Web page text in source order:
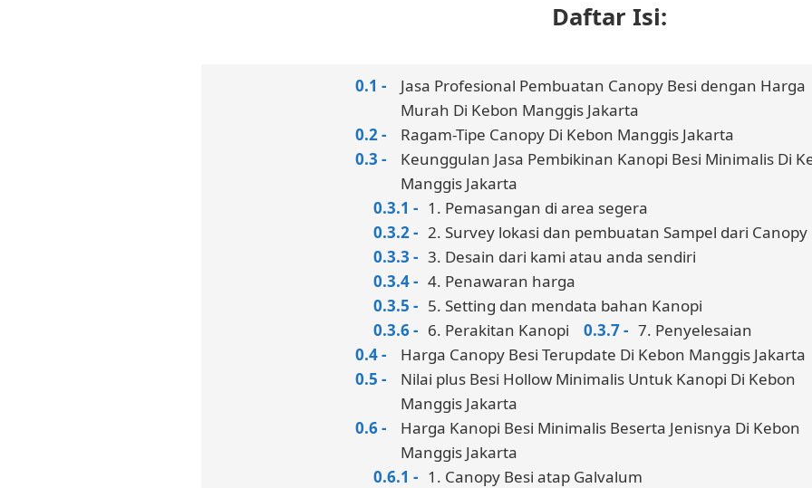
Daftar Isi:
Jasa Profesional Pembuatan Canopy Besi dengan Harga
Murah Di Kebon Manggis Jakarta
Ragam-Tipe Canopy Di Kebon Manggis Jakarta
Keunggulan Jasa Pembikinan Kanopi Besi Minimalis Di
Manggis Jakarta
1. Pemasangan di area segera
2. Survey lokasi dan pembuatan Sampel dari Canopy
3. Desain dari kami atau anda sendiri
4. Penawaran harga
5. Setting dan mendata bahan Kanopi
6. Perakitan Kanopi
7. Penyelesaian
Harga Canopy Besi Terupdate Di Kebon Manggis Jakarta
Nilai plus Besi Hollow Minimalis Untuk Kanopi Di Kebon
Manggis Jakarta
Harga Kanopi Besi Minimalis Beserta Jenisnya Di Kebon
Manggis Jakarta
1. Canopy Besi atap Galvalum